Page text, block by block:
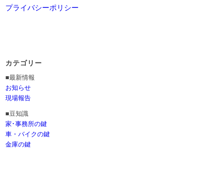
プライバシーポリシー
カテゴリー
■最新情報
お知らせ
現場報告
■豆知識
家･事務所の鍵
車・バイクの鍵
金庫の鍵